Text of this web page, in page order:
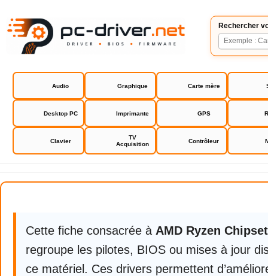
Rechercher
Audio Graphique Carte mère
Desktop PC Imprimante GPS
Clavier
TV
Acquisition
Contrôleur
AMD Ryzen Chipset Drivers
Cette fiche consacrée à AMD Ryzen
regroupe les pilotes, BIOS ou mises à jour
ce matériel. Ces drivers permettent